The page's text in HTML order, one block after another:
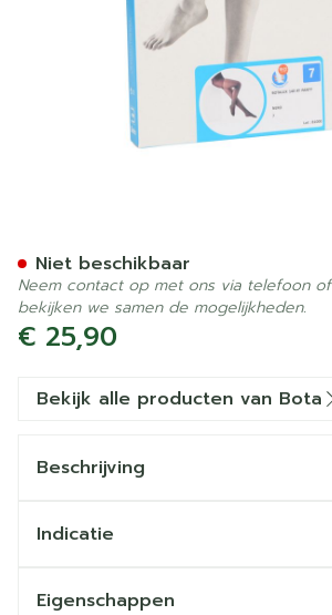
€ 25,90
Niet beschikbaar
Neem contact op met ons via telefoon
bekijken we samen de mogelijkheden.
Bekijk alle producten van Bota
Beschrijving
Indicatie
Eigenschappen